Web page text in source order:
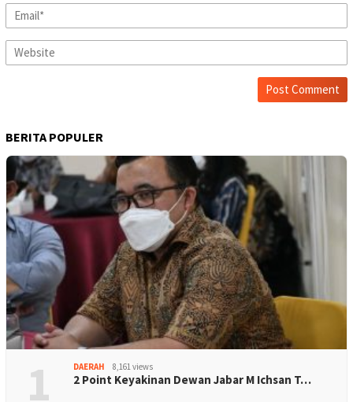
BERITA POPULER
1 DAERAH 8,161 views
2 Point Keyakinan Dewan Jabar M Ichsan T…